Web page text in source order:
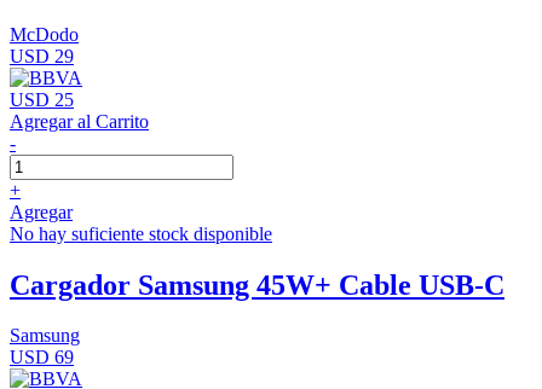
McDodo
USD 29
USD 25
Agregar al Carrito
-
+
Agregar
No hay suficiente stock disponible
Cargador Samsung 45W+ Cable USB-C
Samsung
USD 69